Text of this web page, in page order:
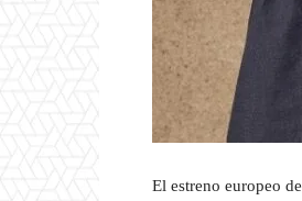
El estreno europeo de